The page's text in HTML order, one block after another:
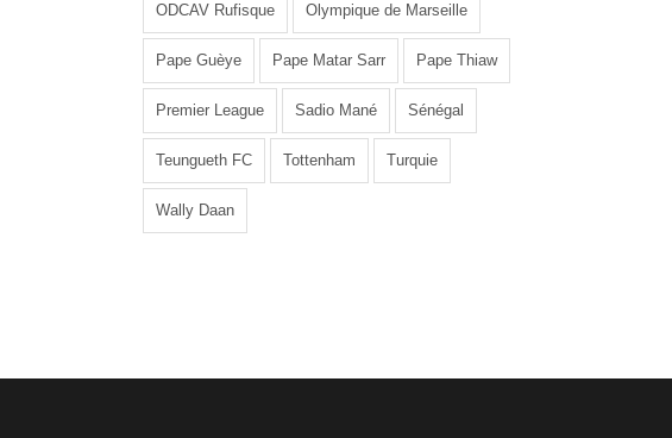
ODCAV Rufisque Olympique de Marseille
Pape Guèye Pape Matar Sarr Pape Thiaw
Premier League Sadio Mané Sénégal
Teungueth FC Tottenham Turquie
Wally Daan